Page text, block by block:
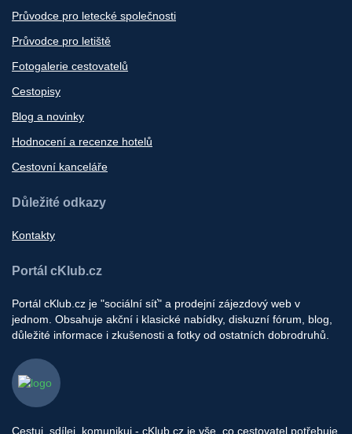
Průvodce pro letecké společnosti
Průvodce pro letiště
Fotogalerie cestovatelů
Cestopisy
Blog a novinky
Hodnocení a recenze hotelů
Cestovní kanceláře
Důležité odkazy
Kontakty
Portál cKlub.cz
Portál cKlub.cz je "sociální síť" a prodejní zájezdový web v
jednom. Obsahuje akční i klasické nabídky, diskuzní fórum, blog,
důležité informace i zkušenosti a fotky od ostatních dobrodruhů.
Cestuj, sdílej, komunikuj - cKlub.cz je vše, co cestovatel potřebuje